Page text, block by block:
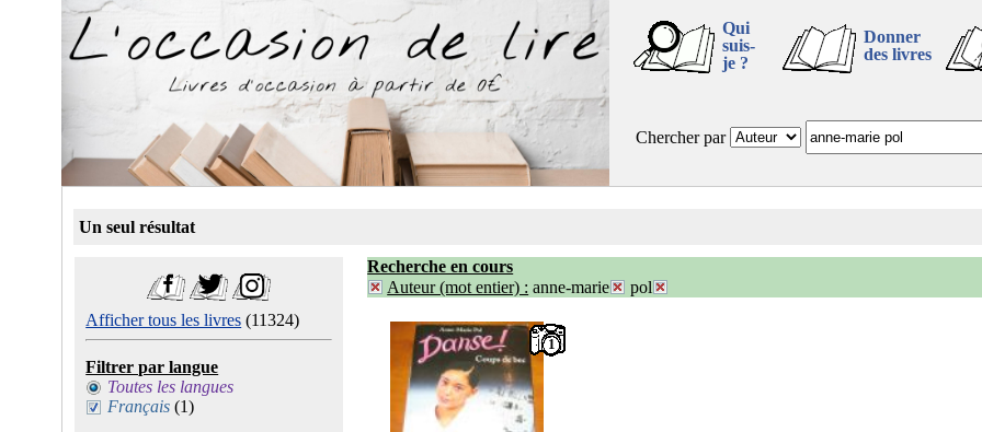
Qui
suis-
je ?
Donner
des livres
Chercher par
Un seul résultat
Afficher tous les livres (11324)
Filtrer par langue
Toutes les langues
Français (1)
Recherche en cours
Auteur (mot entier) : anne-marie pol
1